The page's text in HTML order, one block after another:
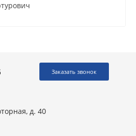
Заказать звонок
д. 40